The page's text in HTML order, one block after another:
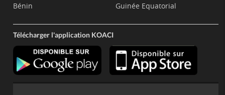
Bénin
Guinée Equatorial
Télécharger l'application KOACI